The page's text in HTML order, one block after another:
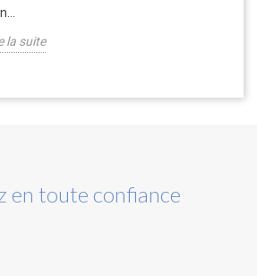
la suite
en toute confiance